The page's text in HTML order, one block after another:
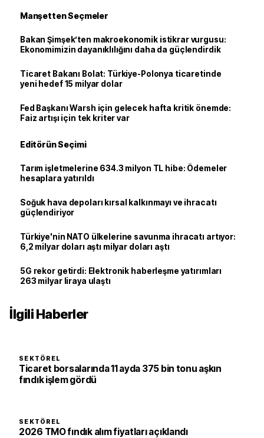
Manşetten Seçmeler
Bakan Şimşek’ten makroekonomik istikrar vurgusu:
Ekonomimizin dayanıklılığını daha da güçlendirdik
Ticaret Bakanı Bolat: Türkiye-Polonya ticaretinde
yeni hedef 15 milyar dolar
Fed Başkanı Warsh için gelecek hafta kritik önemde:
Faiz artışı için tek kriter var
Editörün Seçimi
Tarım işletmelerine 634.3 milyon TL hibe: Ödemeler
hesaplara yatırıldı
Soğuk hava depoları kırsal kalkınmayı ve ihracatı
güçlendiriyor
Türkiye'nin NATO ülkelerine savunma ihracatı artıyor:
6,2 milyar doları aştı milyar doları aştı
5G rekor getirdi: Elektronik haberleşme yatırımları
263 milyar liraya ulaştı
İlgili Haberler
SEKTÖREL
Ticaret borsalarında 11 ayda 375 bin tonu aşkın
fındık işlem gördü
SEKTÖREL
2026 TMO fındık alım fiyatları açıklandı